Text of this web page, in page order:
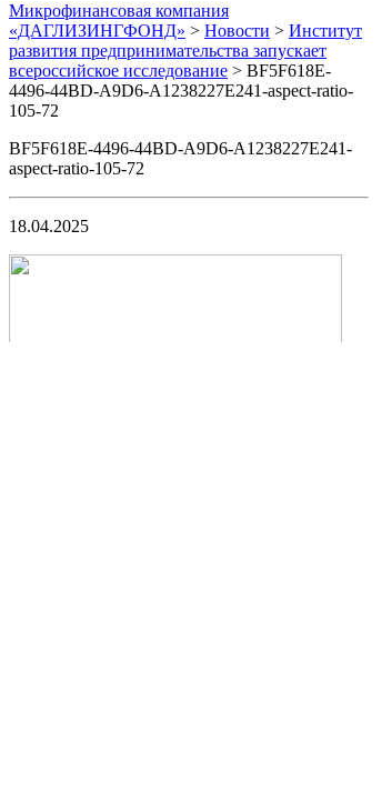
Микрофинансовая компания
«ДАГЛИЗИНГФОНД» > Новости > Институт
развития предпринимательства запускает
всероссийское исследование > BF5F618E-
4496-44BD-A9D6-A1238227E241-aspect-ratio-
105-72
BF5F618E-4496-44BD-A9D6-A1238227E241-
aspect-ratio-105-72
18.04.2025